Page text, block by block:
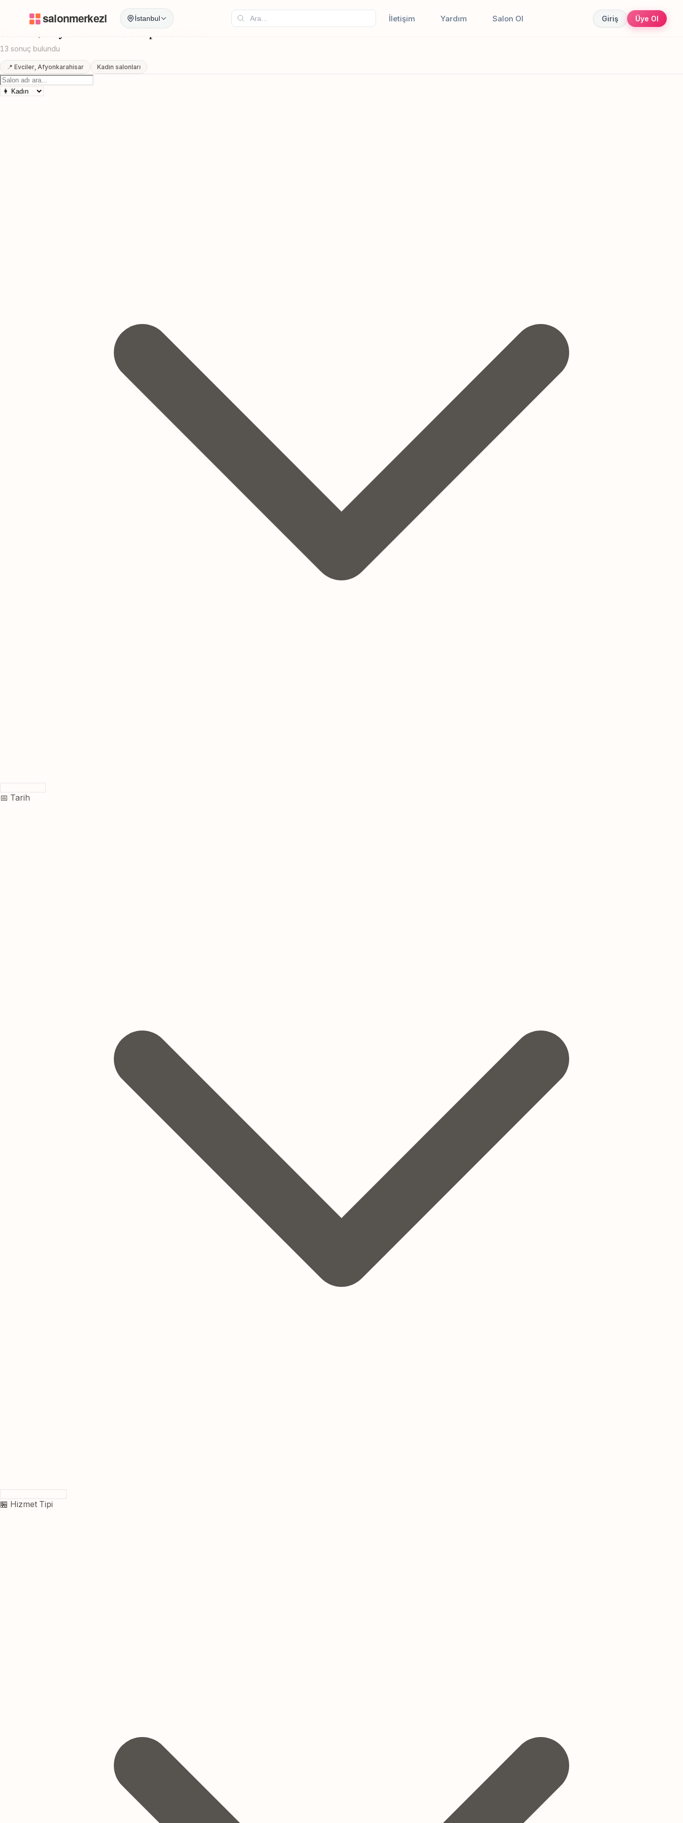
İstanbul İletişim Yardım Salon Ol Giriş Üye Ol
Kirpik Ekleme
Evciler, Afyonkarahisar Kirpik Ekleme
13 sonuç bulundu
📍 Evciler, Afyonkarahisar Kadın salonları
Canlı sonuçlar Online randevu
📅 Tarih
🏪 Hizmet Tipi